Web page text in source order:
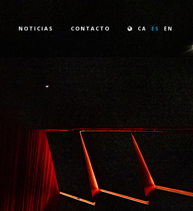
NOTICIAS CONTACTO CA ES EN